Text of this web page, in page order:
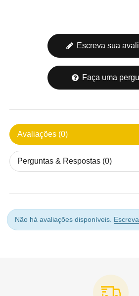
Escreva sua
Faça uma
Avaliações (0)
Perguntas & Respostas (0)
Não há avaliações disponíveis.